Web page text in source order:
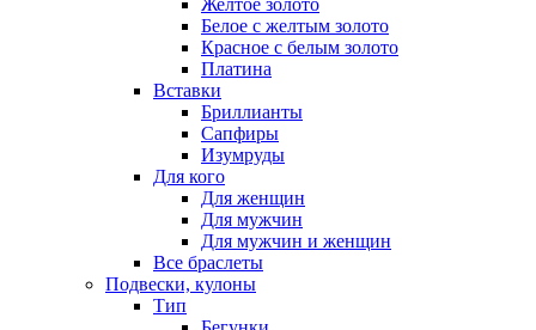
Желтое золото
Белое с желтым золото
Красное с белым золото
Платина
Вставки
Бриллианты
Сапфиры
Изумруды
Для кого
Для женщин
Для мужчин
Для мужчин и женщин
Все браслеты
Подвески, кулоны
Тип